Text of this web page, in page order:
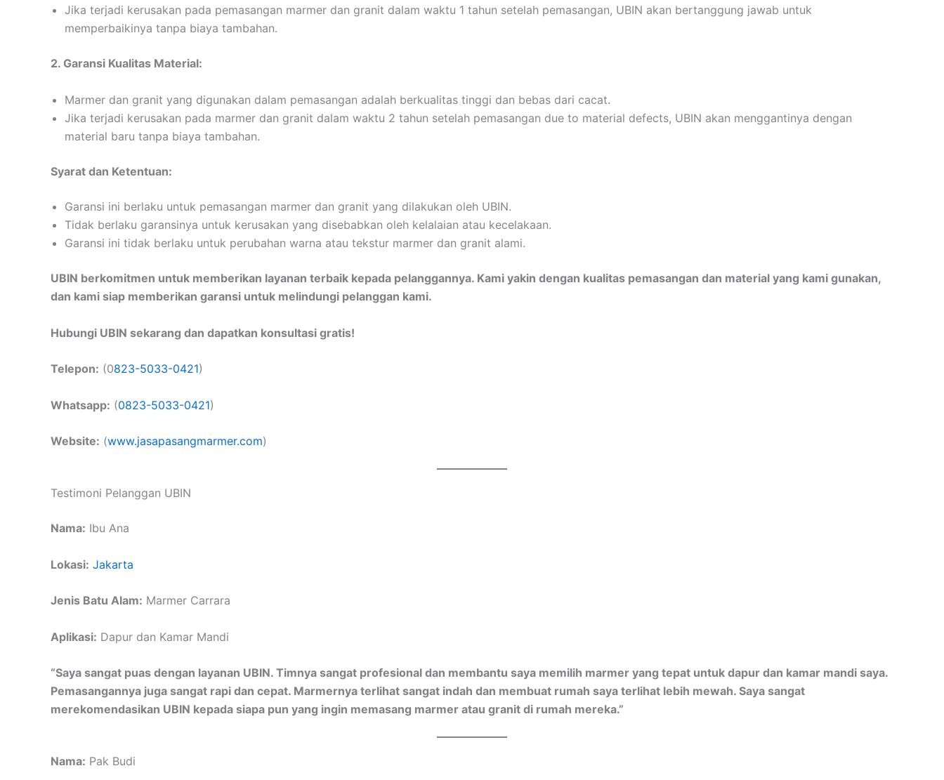
Jika terjadi kerusakan pada pemasangan marmer dan granit dalam waktu 1 tahun setelah pemasangan, UBIN akan bertanggung jawab untuk
memperbaikinya tanpa biaya tambahan.
2. Garansi Kualitas Material:
Marmer dan granit yang digunakan dalam pemasangan adalah berkualitas tinggi dan bebas dari cacat.
Jika terjadi kerusakan pada marmer dan granit dalam waktu 2 tahun setelah pemasangan due to material defects, UBIN akan menggantinya dengan
material baru tanpa biaya tambahan.
Syarat dan Ketentuan:
Garansi ini berlaku untuk pemasangan marmer dan granit yang dilakukan oleh UBIN.
Tidak berlaku garansinya untuk kerusakan yang disebabkan oleh kelalaian atau kecelakaan.
Garansi ini tidak berlaku untuk perubahan warna atau tekstur marmer dan granit alami.
UBIN berkomitmen untuk memberikan layanan terbaik kepada pelanggannya. Kami yakin dengan kualitas pemasangan dan material yang kami gunakan,
dan kami siap memberikan garansi untuk melindungi pelanggan kami.
Hubungi UBIN sekarang dan dapatkan konsultasi gratis!
Telepon: (0823-5033-0421)
Whatsapp: (0823-5033-0421)
Website: (www.jasapasangmarmer.com)
Testimoni Pelanggan UBIN
Nama: Ibu Ana
Lokasi: Jakarta
Jenis Batu Alam: Marmer Carrara
Aplikasi: Dapur dan Kamar Mandi
“Saya sangat puas dengan layanan UBIN. Timnya sangat profesional dan membantu saya memilih marmer yang tepat untuk dapur dan kamar mandi saya.
Pemasangannya juga sangat rapi dan cepat. Marmernya terlihat sangat indah dan membuat rumah saya terlihat lebih mewah. Saya sangat
merekomendasikan UBIN kepada siapa pun yang ingin memasang marmer atau granit di rumah mereka.”
Nama: Pak Budi